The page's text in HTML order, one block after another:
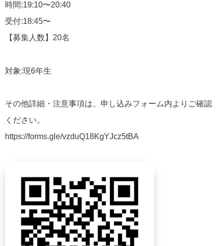
時間:19:10〜20:40
受付:18:45〜
【募集人数】20名
対象:現6年生
その他詳細・注意事項は、申し込みフォーム内よりご確認
ください。
https://forms.gle/vzduQ18KgYJcz5tBA